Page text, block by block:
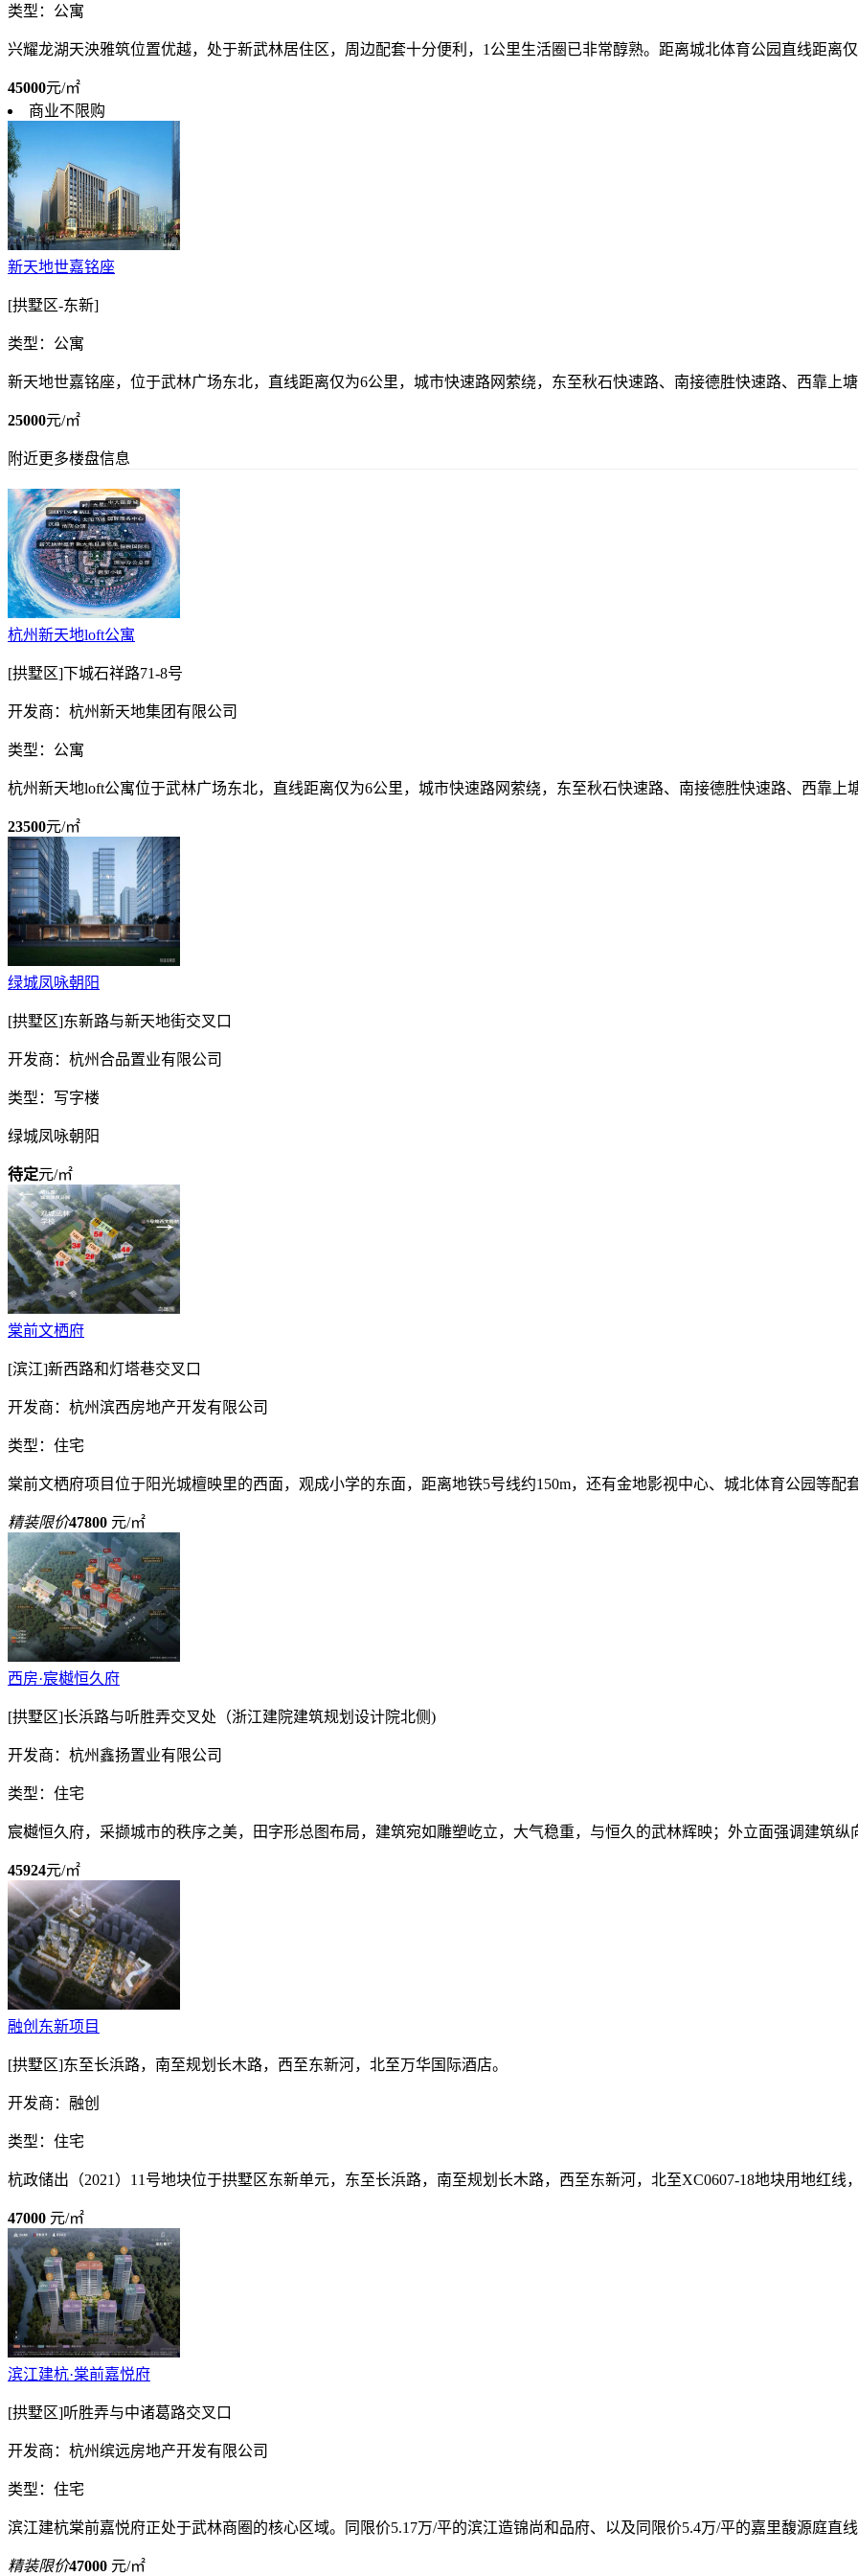
类型：公寓
兴耀龙湖天泱雅筑位置优越，处于新武林居住区，周边配套十分便利，1公里生活圈已非常醇熟。距离城北体育公园直线距离
45000元/㎡
商业不限购
新天地世嘉铭座
[拱墅区-东新]
类型：公寓
新天地世嘉铭座，位于武林广场东北，直线距离仅为6公里，城市快速路网萦绕，东至秋石快速路、南接德胜快速路、西靠上塘
25000元/㎡
附近更多楼盘信息
杭州新天地loft公寓
[拱墅区]下城石祥路71-8号
开发商：杭州新天地集团有限公司
类型：公寓
杭州新天地loft公寓位于武林广场东北，直线距离仅为6公里，城市快速路网萦绕，东至秋石快速路、南接德胜快速路、西靠上
23500元/㎡
绿城凤咏朝阳
[拱墅区]东新路与新天地街交叉口
开发商：杭州合品置业有限公司
类型：写字楼
绿城凤咏朝阳
待定元/㎡
棠前文栖府
[滨江]新西路和灯塔巷交叉口
开发商：杭州滨西房地产开发有限公司
类型：住宅
棠前文栖府项目位于阳光城檀映里的西面，观成小学的东面，距离地铁5号线约150m，还有金地影视中心、城北体育公园等配
精装限价47800 元/㎡
西房·宸樾恒久府
[拱墅区]长浜路与听胜弄交叉处（浙江建院建筑规划设计院北侧)
开发商：杭州鑫扬置业有限公司
类型：住宅
宸樾恒久府，采撷城市的秩序之美，田字形总图布局，建筑宛如雕塑屹立，大气稳重，与恒久的武林辉映；外立面强调建筑纵
45924元/㎡
融创东新项目
[拱墅区]东至长浜路，南至规划长木路，西至东新河，北至万华国际酒店。
开发商：融创
类型：住宅
杭政储出（2021）11号地块位于拱墅区东新单元，东至长浜路，南至规划长木路，西至东新河，北至XC0607-18地块用地红线
47000 元/㎡
滨江建杭·棠前嘉悦府
[拱墅区]听胜弄与中诸葛路交叉口
开发商：杭州缤远房地产开发有限公司
类型：住宅
滨江建杭棠前嘉悦府正处于武林商圈的核心区域。同限价5.17万/平的滨江造锦尚和品府、以及同限价5.4万/平的嘉里馥源庭直
精装限价47000 元/㎡